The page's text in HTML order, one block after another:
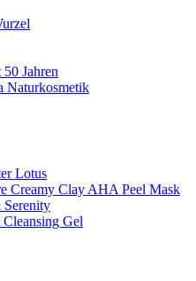
Jahren
Naturkosmetik
Lotus
Creamy Clay AHA Peel Mask
Gel